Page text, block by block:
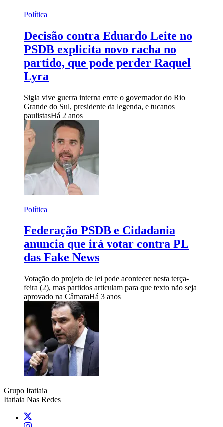
Política
Decisão contra Eduardo Leite no
PSDB explicita novo racha no
partido, que pode perder Raquel
Lyra
Sigla vive guerra interna entre o governador do Rio
Grande do Sul, presidente da legenda, e tucanos
paulistasHá 2 anos
Política
Federação PSDB e Cidadania
anuncia que irá votar contra PL
das Fake News
Votação do projeto de lei pode acontecer nesta terça-
feira (2), mas partidos articulam para que texto não seja
aprovado na CâmaraHá 3 anos
Grupo Itatiaia
Itatiaia Nas Redes